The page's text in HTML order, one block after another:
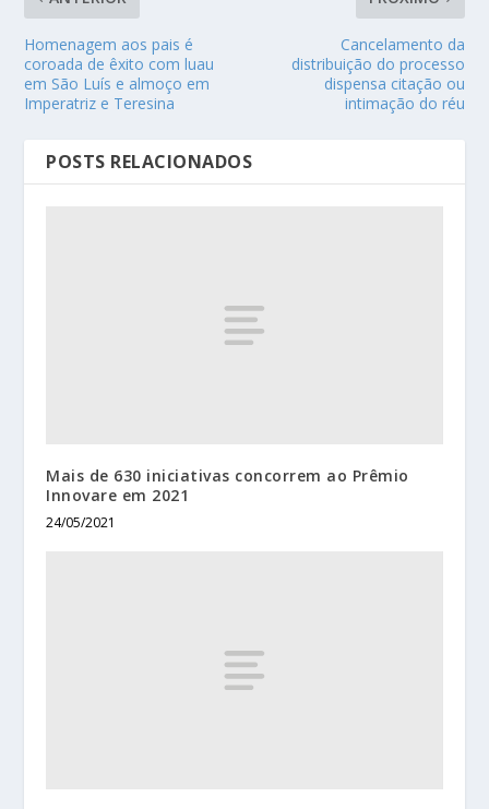
Homenagem aos pais é
coroada de êxito com luau
em São Luís e almoço em
Imperatriz e Teresina
Cancelamento da
distribuição do processo
dispensa citação ou
intimação do réu
POSTS RELACIONADOS
Mais de 630 iniciativas concorrem ao Prêmio
Innovare em 2021
24/05/2021